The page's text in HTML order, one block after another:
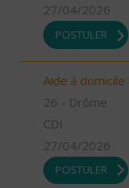
27/04/2026
POSTULER
Aide à
26 - Drôme
CDI
27/04/2026
POSTULER